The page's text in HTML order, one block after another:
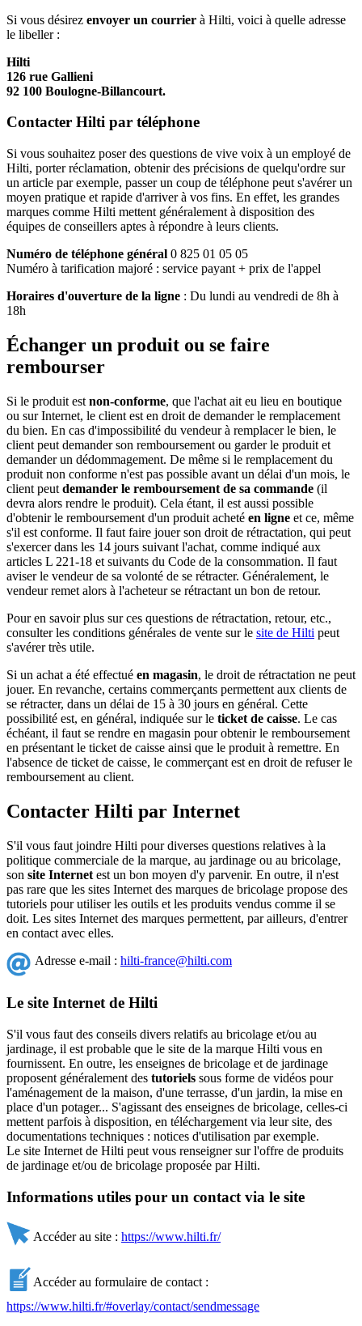
Si vous désirez envoyer un courrier à Hilti, voici à quelle adresse
le libeller :
Hilti
126 rue Gallieni
92 100 Boulogne-Billancourt.
Contacter Hilti par téléphone
Si vous souhaitez poser des questions de vive voix à un employé de
Hilti, porter réclamation, obtenir des précisions de quelqu'ordre sur
un article par exemple, passer un coup de téléphone peut s'avérer un
moyen pratique et rapide d'arriver à vos fins. En effet, les grandes
marques comme Hilti mettent généralement à disposition des
équipes de conseillers aptes à répondre à leurs clients.
Numéro de téléphone général 0 825 01 05 05
Numéro à tarification majoré : service payant + prix de l'appel
Horaires d'ouverture de la ligne : Du lundi au vendredi de 8h à
18h
Échanger un produit ou se faire
rembourser
Si le produit est non-conforme, que l'achat ait eu lieu en boutique
ou sur Internet, le client est en droit de demander le remplacement
du bien. En cas d'impossibilité du vendeur à remplacer le bien, le
client peut demander son remboursement ou garder le produit et
demander un dédommagement. De même si le remplacement du
produit non conforme n'est pas possible avant un délai d'un mois, le
client peut demander le remboursement de sa commande (il
devra alors rendre le produit). Cela étant, il est aussi possible
d'obtenir le remboursement d'un produit acheté en ligne et ce, même
s'il est conforme. Il faut faire jouer son droit de rétractation, qui peut
s'exercer dans les 14 jours suivant l'achat, comme indiqué aux
articles L 221-18 et suivants du Code de la consommation. Il faut
aviser le vendeur de sa volonté de se rétracter. Généralement, le
vendeur remet alors à l'acheteur se rétractant un bon de retour.
Pour en savoir plus sur ces questions de rétractation, retour, etc.,
consulter les conditions générales de vente sur le site de Hilti peut
s'avérer très utile.
Si un achat a été effectué en magasin, le droit de rétractation ne peut
jouer. En revanche, certains commerçants permettent aux clients de
se rétracter, dans un délai de 15 à 30 jours en général. Cette
possibilité est, en général, indiquée sur le ticket de caisse. Le cas
échéant, il faut se rendre en magasin pour obtenir le remboursement
en présentant le ticket de caisse ainsi que le produit à remettre. En
l'absence de ticket de caisse, le commerçant est en droit de refuser le
remboursement au client.
Contacter Hilti par Internet
S'il vous faut joindre Hilti pour diverses questions relatives à la
politique commerciale de la marque, au jardinage ou au bricolage,
son site Internet est un bon moyen d'y parvenir. En outre, il n'est
pas rare que les sites Internet des marques de bricolage propose des
tutoriels pour utiliser les outils et les produits vendus comme il se
doit. Les sites Internet des marques permettent, par ailleurs, d'entrer
en contact avec elles.
Adresse e-mail : hilti-france@hilti.com
Le site Internet de Hilti
S'il vous faut des conseils divers relatifs au bricolage et/ou au
jardinage, il est probable que le site de la marque Hilti vous en
fournissent. En outre, les enseignes de bricolage et de jardinage
proposent généralement des tutoriels sous forme de vidéos pour
l'aménagement de la maison, d'une terrasse, d'un jardin, la mise en
place d'un potager... S'agissant des enseignes de bricolage, celles-ci
mettent parfois à disposition, en téléchargement via leur site, des
documentations techniques : notices d'utilisation par exemple.
Le site Internet de Hilti peut vous renseigner sur l'offre de produits
de jardinage et/ou de bricolage proposée par Hilti.
Informations utiles pour un contact via le site
Accéder au site : https://www.hilti.fr/
Accéder au formulaire de contact :
https://www.hilti.fr/#overlay/contact/sendmessage